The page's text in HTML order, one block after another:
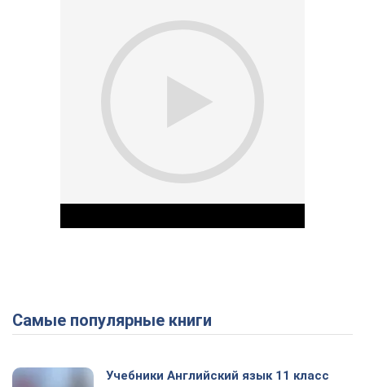
Play Video
Самые популярные книги
Учебники Английский язык 11 класс